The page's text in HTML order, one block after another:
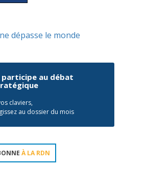
dépasse le monde
participe au débat
claviers,
au dossier du mois
À LA RDN